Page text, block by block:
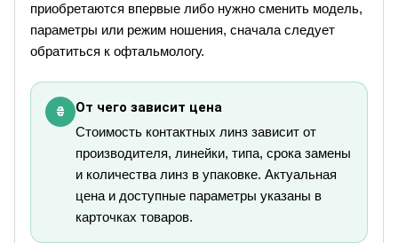
приобретаются впервые либо нужно сменить модель,
параметры или режим ношения, сначала следует
обратиться к офтальмологу.
₴ От чего зависит цена
Стоимость контактных линз зависит от
производителя, линейки, типа, срока замены
и количества линз в упаковке. Актуальная
цена и доступные параметры указаны в
карточках товаров.